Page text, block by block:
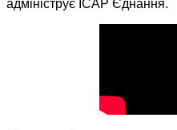
адмініструє ІСАР Єднання.